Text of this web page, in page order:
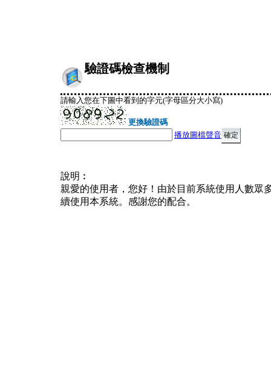
驗證碼檢查機制
請輸入您在下圖中看到的字元(字母區分大小寫)
更換驗證碼
播放圖檔聲音
說明︰
親愛的使用者，您好！由於目前系統使用人數眾
續使用本系統。感謝您的配合。